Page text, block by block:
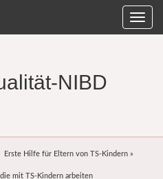
NIBD
Erste Hilfe für Eltern von TS-Kindern»
mit TS-Kindern arbeiten